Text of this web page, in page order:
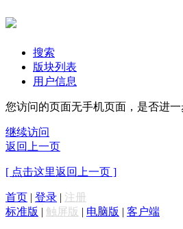
搜索
版块列表
用户信息
您访问的页面无手机页面，是否进一
继续访问
返回上一页
[ 点击这里返回上一页 ]
首页 | 登录 | 注册
标准版 | 触屏版 | 电脑版 | 客户端